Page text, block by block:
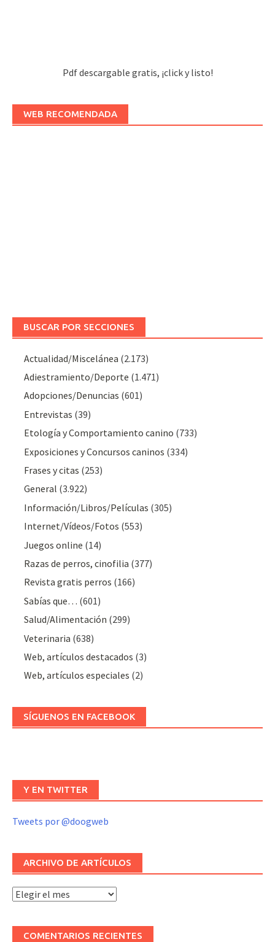
Pdf descargable gratis, ¡click y listo!
WEB RECOMENDADA
BUSCAR POR SECCIONES
Actualidad/Miscelánea (2.173)
Adiestramiento/Deporte (1.471)
Adopciones/Denuncias (601)
Entrevistas (39)
Etología y Comportamiento canino (733)
Exposiciones y Concursos caninos (334)
Frases y citas (253)
General (3.922)
Información/Libros/Películas (305)
Internet/Vídeos/Fotos (553)
Juegos online (14)
Razas de perros, cinofilia (377)
Revista gratis perros (166)
Sabías que… (601)
Salud/Alimentación (299)
Veterinaria (638)
Web, artículos destacados (3)
Web, artículos especiales (2)
SÍGUENOS EN FACEBOOK
Y EN TWITTER
Tweets por @doogweb
ARCHIVO DE ARTÍCULOS
Archivo
artículos
COMENTARIOS RECIENTES